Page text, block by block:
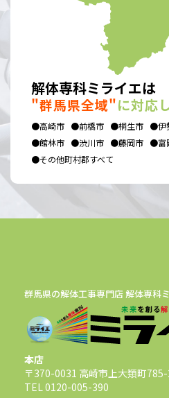
解体専科ミライエは
"群馬県全域"に対応
●高崎市 ●前橋市 ●桐生市 ●伊
●館林市 ●渋川市 ●藤岡市 ●富
●その他町村郡すべて
群馬県の解体工事専門店 解体専科
本店
〒370-0031 高崎市上大類町
TEL 0120-005-390